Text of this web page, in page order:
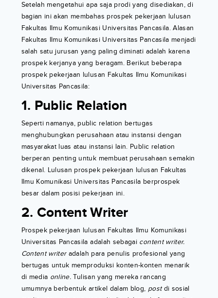
Setelah mengetahui apa saja prodi yang disediakan, di
bagian ini akan membahas prospek pekerjaan lulusan
Fakultas Ilmu Komunikasi Universitas Pancasila. Alasan
Fakultas Ilmu Komunikasi Universitas Pancasila menjadi
salah satu jurusan yang paling diminati adalah karena
prospek kerjanya yang beragam. Berikut beberapa
prospek pekerjaan lulusan Fakultas Ilmu Komunikasi
Universitas Pancasila:
1. Public Relation
Seperti namanya, public relation bertugas
menghubungkan perusahaan atau instansi dengan
masyarakat luas atau instansi lain. Public relation
berperan penting untuk membuat perusahaan semakin
dikenal. Lulusan prospek pekerjaan lulusan Fakultas
Ilmu Komunikasi Universitas Pancasila berprospek
besar dalam posisi pekerjaan ini.
2. Content Writer
Prospek pekerjaan lulusan Fakultas Ilmu Komunikasi
Universitas Pancasila adalah sebagai content writer.
Content writeradalah para penulis profesional yang
bertugas untuk memproduksi konten-konten menarik
di media online. Tulisan yang mereka rancang
umumnya berbentuk artikel dalam blog, postdi sosial